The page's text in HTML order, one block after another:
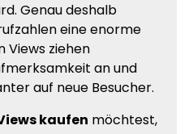
Genau deshalb
eine enorme
Views ziehen
an und
auf neue Besucher.
kaufen möchtest,